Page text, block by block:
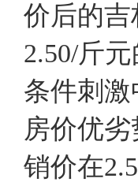
价后的吉
2.50/斤
条件刺
房价优
销价在